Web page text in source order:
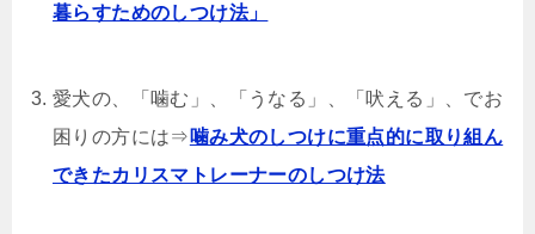
暮らすためのしつけ法」
愛犬の、「噛む」、「うなる」、「吠える」、でお
困りの方には⇒ 噛み犬のしつけに重点的に取り組ん
できたカリスマトレーナーのしつけ法